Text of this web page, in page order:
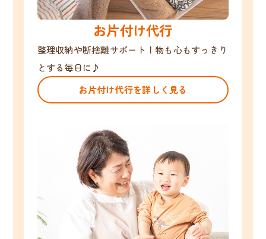
お片付け代行
整理収納や断捨離サポート！物も心もすっきり
とする毎日に♪
お片付け代行を詳しく見る